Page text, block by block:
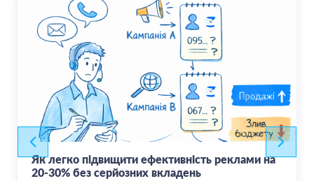
Як легко підвищити ефективність реклами на
20-30% без серйозних вкладень